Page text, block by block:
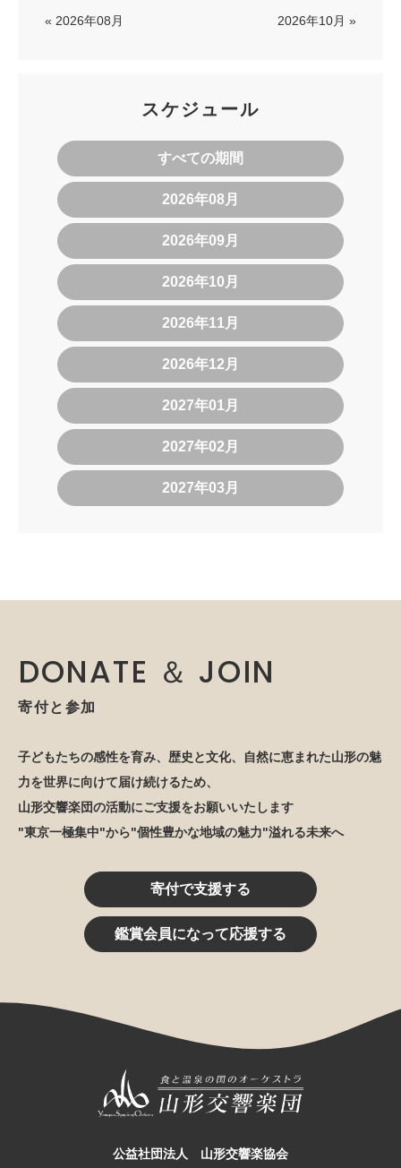
« 2026年08月 2026年10月 »
スケジュール
すべての期間
2026年08月
2026年09月
2026年10月
2026年11月
2026年12月
2027年01月
2027年02月
2027年03月
DONATE ＆ JOIN
寄付と参加
子どもたちの感性を育み、歴史と文化、自然に恵まれた山形の魅
力を世界に向けて届け続けるため、
山形交響楽団の活動にご支援をお願いいたします
"東京一極集中"から"個性豊かな地域の魅力"溢れる未来へ
寄付で支援する
鑑賞会員になって応援する
公益社団法人 山形交響楽協会